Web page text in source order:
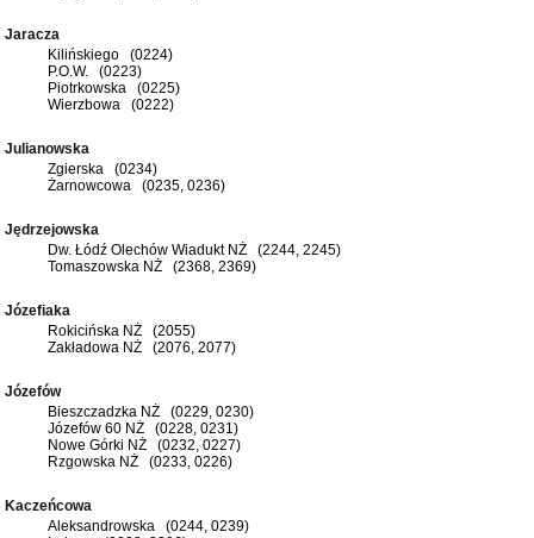
Jaracza
Kilińskiego (0224)
P.O.W. (0223)
Piotrkowska (0225)
Wierzbowa (0222)
Julianowska
Zgierska (0234)
Żarnowcowa (0235, 0236)
Jędrzejowska
Dw. Łódź Olechów Wiadukt NŻ (2244, 2245)
Tomaszowska NŻ (2368, 2369)
Józefiaka
Rokicińska NŻ (2055)
Zakładowa NŻ (2076, 2077)
Józefów
Bieszczadzka NŻ (0229, 0230)
Józefów 60 NŻ (0228, 0231)
Nowe Górki NŻ (0232, 0227)
Rzgowska NŻ (0233, 0226)
Kaczeńcowa
Aleksandrowska (0244, 0239)